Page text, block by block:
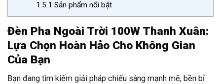
1.5.1 Sản phẩm nổi bật
Đèn Pha Ngoài Trời 100W Thanh Xuân:
Lựa Chọn Hoàn Hảo Cho Không Gian
Của Bạn
Bạn đang tìm kiếm giải pháp chiếu sáng mạnh mẽ, bền bỉ